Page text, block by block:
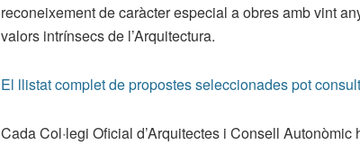
reconeixement de caràcter especial a obres amb vint
valors intrínsecs de l’Arquitectura.
El llistat complet de propostes seleccionades pot
Cada Col·legi Oficial d’Arquitectes i Consell